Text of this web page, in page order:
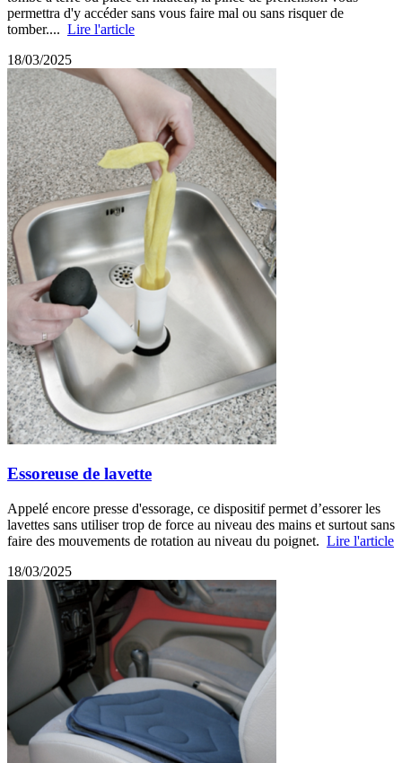
permettra d'y accéder sans vous faire mal ou sans risquer de
tomber.... Lire l'article
18/03/2025
Essoreuse de lavette
Appelé encore presse d'essorage, ce dispositif permet d’essorer les
lavettes sans utiliser trop de force au niveau des mains et surtout sans
faire des mouvements de rotation au niveau du poignet. Lire l'article
18/03/2025